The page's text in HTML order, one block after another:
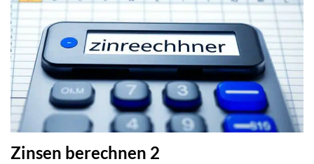
Zinsen berechnen 2